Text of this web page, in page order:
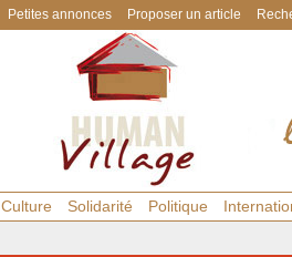
Petites annonces Proposer un article
Culture Solidarité Politique